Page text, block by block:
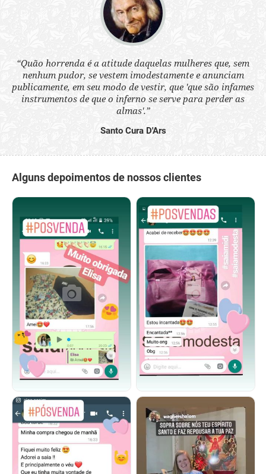
“Quão horrenda é a atitude daquelas mulheres que, sem
nenhum pudor, se vestem imodestamente e anunciam
publicamente, em seu modo de vestir, que 'que são infames
instrumentos de que o inferno se serve para perder as
almas'.”
Santo Cura D'Ars
Alguns depoimentos de nossos clientes